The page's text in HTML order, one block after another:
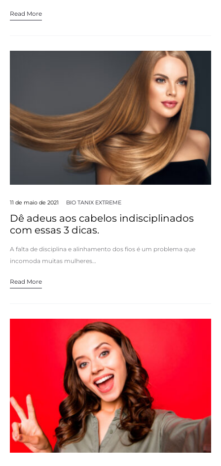
Read More
11 de maio de 2021 BIO TANIX EXTREME
Dê adeus aos cabelos indisciplinados
com essas 3 dicas.
A falta de disciplina e alinhamento dos fios é um problema que
incomoda muitas mulheres…
Read More